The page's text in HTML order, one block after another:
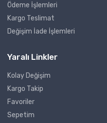
Ödeme İşlemleri
Kargo Teslimat
Değişim İade İşlemleri
Yaralı Linkler
Kolay Değişim
Kargo Takip
Favoriler
Sepetim